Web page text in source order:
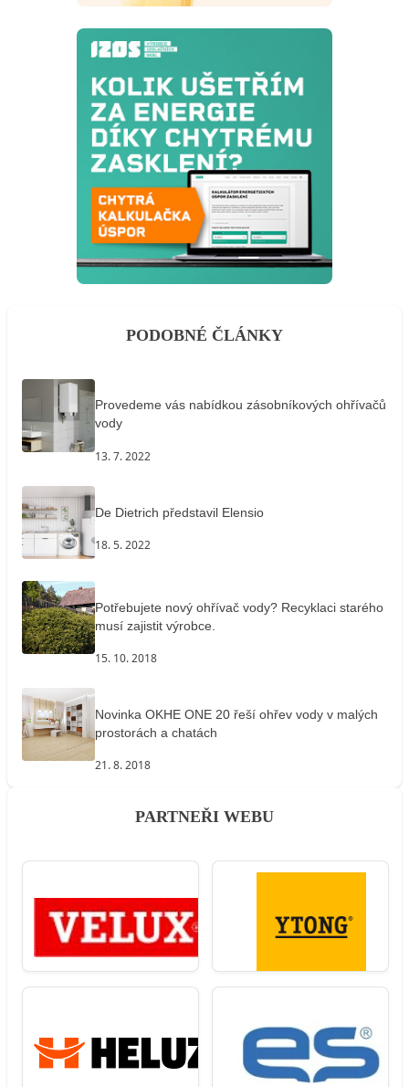
PODOBNÉ ČLÁNKY
Provedeme vás nabídkou zásobníkových ohřívačů
vody
13. 7. 2022
De Dietrich představil Elensio
18. 5. 2022
Potřebujete nový ohřívač vody? Recyklaci starého
musí zajistit výrobce.
15. 10. 2018
Novinka OKHE ONE 20 řeší ohřev vody v malých
prostorách a chatách
21. 8. 2018
PARTNEŘI WEBU